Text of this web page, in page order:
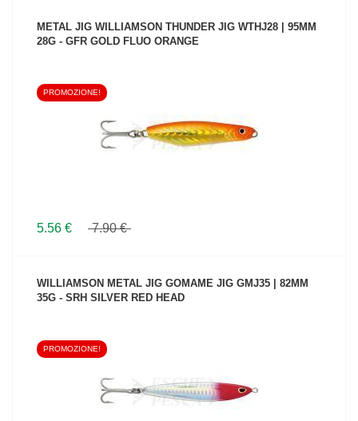
METAL JIG WILLIAMSON THUNDER JIG WTHJ28 | 95MM
28G - GFR GOLD FLUO ORANGE
PROMOZIONE!
5.56 € 7.90 €
WILLIAMSON METAL JIG GOMAME JIG GMJ35 | 82MM
35G - SRH SILVER RED HEAD
PROMOZIONE!